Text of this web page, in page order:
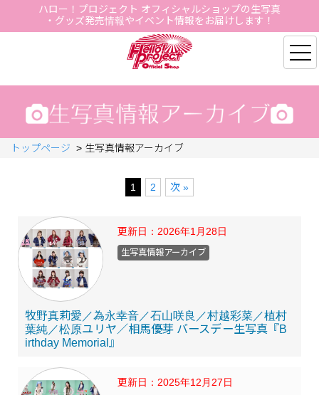
ハロー！プロジェクト オフィシャルショップの生写真
・グッズ発売情報やイベント情報をお届けします！
Hello Project Official
トップページ > 生写真情報アーカイブ
1 2 次 »
更新日： 2026年1月28日
牧野真莉愛／為永幸音／石山咲良／村越彩菜／植村
葉純／松原ユリヤ／相馬優芽 バースデー生写真『B
irthday Memorial』
生写真情報アーカイブ
更新日： 2025年12月27日